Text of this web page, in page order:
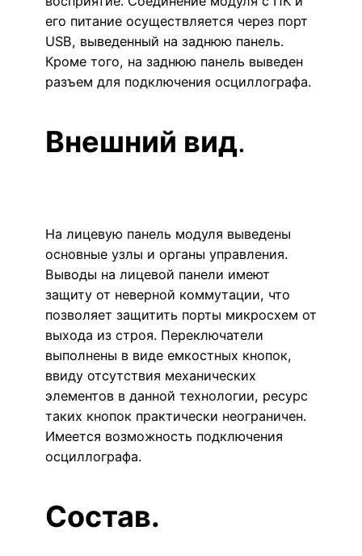
его питание осуществляется через порт
USB, выведенный на заднюю панель.
Кроме того, на заднюю панель выведен
разъем для подключения осциллографа.
Внешний вид.
На лицевую панель модуля выведены
основные узлы и органы управления.
Выводы на лицевой панели имеют
защиту от неверной коммутации, что
позволяет защитить порты микросхем от
выхода из строя. Переключатели
выполнены в виде емкостных кнопок,
ввиду отсутствия механических
элементов в данной технологии, ресурс
таких кнопок практически неограничен.
Имеется возможность подключения
осциллографа.
Состав.